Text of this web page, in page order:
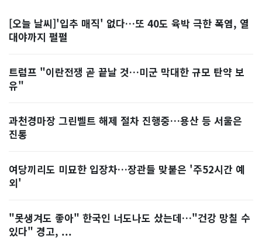
[오늘 날씨]'입추 매직' 없다…또 40도 육박 극한 폭염, 열
대야까지 펄펄
트럼프 "이란전쟁 곧 끝날 것…미군 막대한 규모 탄약 보
유"
과천경마장 그린벨트 해제 절차 진행중…용산 등 서울은
진통
여당끼리도 미묘한 입장차…장관들 맞붙은 '주52시간 예
외'
"못생겨도 좋아" 한국인 너도나도 샀는데…"건강 망칠 수
있다" 경고, ...